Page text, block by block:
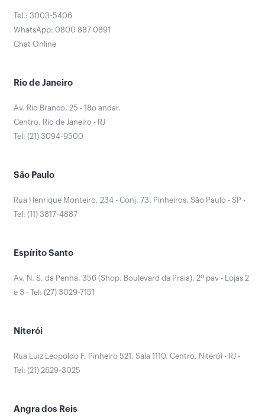
Tel.: 3003-5406
WhatsApp: 0800 887 0891
Chat Online
Rio de Janeiro
Av. Rio Branco, 25 - 18o andar.
Centro, Rio de Janeiro - RJ
Tel: (21) 3094-9500
São Paulo
Rua Henrique Monteiro, 234 - Conj. 73. Pinheiros, São Paulo - SP -
Tel: (11) 3817-4887
Espírito Santo
Av. N. S. da Penha, 356 (Shop. Boulevard da Praia). 2º pav - Lojas 2
e 3 - Tel: (27) 3029-7151
Niterói
Rua Luiz Leopoldo F. Pinheiro 521. Sala 1110. Centro, Niterói - RJ -
Tel: (21) 2629-3025
Angra dos Reis